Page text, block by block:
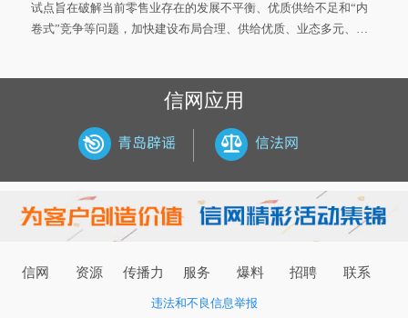
试点旨在破解当前零售业存在的发展不平衡、优质供给不足和“内
卷式”竞争等问题，加快建设布局合理、供给优质、业态多元、智
信网应用
信网 资源 传播力 服务 爆料 招聘 联系
违法和不良信息举报